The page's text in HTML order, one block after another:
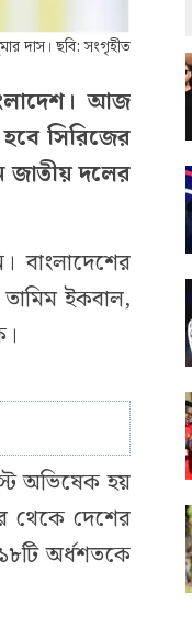
দাস। ছবি: সংগৃহীত
আজ
সিরিজের
জাতীয় দলের
বাংলাদেশের
ইকবাল,
অভিষেক হয়
থেকে দেশের
অর্ধশতকে